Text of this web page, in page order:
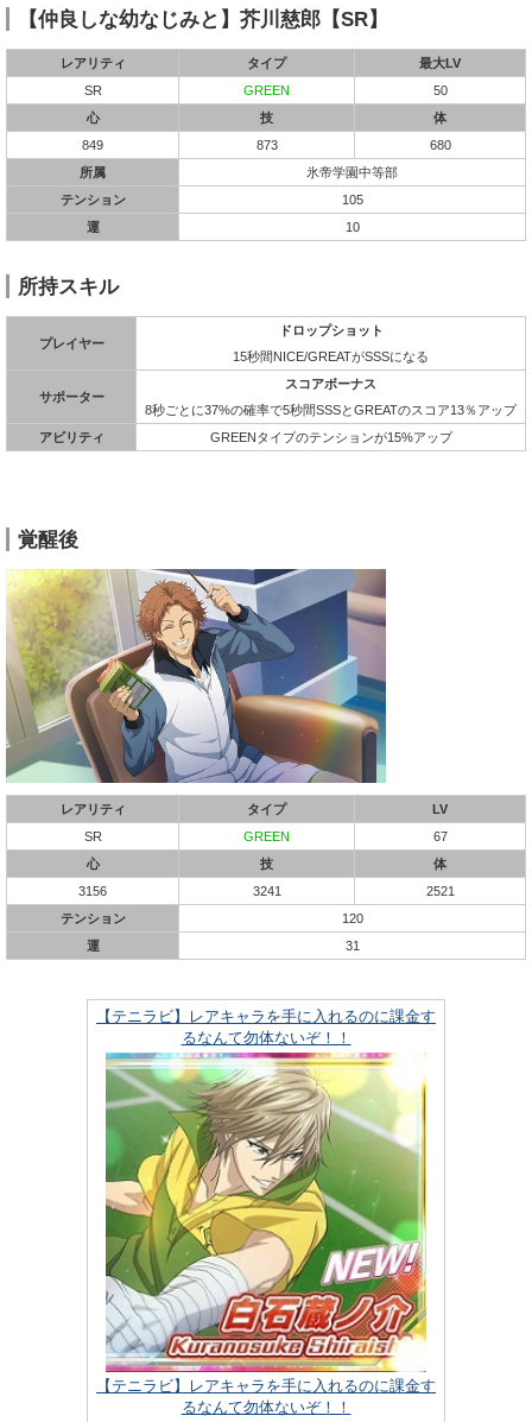
【仲良しな幼なじみと】芥川慈郎【SR】
レアリティ タイプ
最大LV
SR
GREEN
50
心
技
体
849
873
680
所属
氷帝学園中等部
テンション
105
運
10
所持スキル
プレイヤー
ドロップショット
15秒間NICE/GREATがSSSになる
サポーター
スコアボーナス
8秒ごとに37%の確率で5秒間SSSとGREATのスコア13％アップ
アビリティ
GREENタイプのテンションが15%アップ
覚醒後
レアリティ タイプ
LV
SR
GREEN
67
心
技
体
3156
3241
2521
テンション
120
運
31
【テニラビ】レアキャラを手に入れるのに課金す
るなんて勿体ないぞ！！
【テニラビ】レアキャラを手に入れるのに課金す
るなんて勿体ないぞ！！